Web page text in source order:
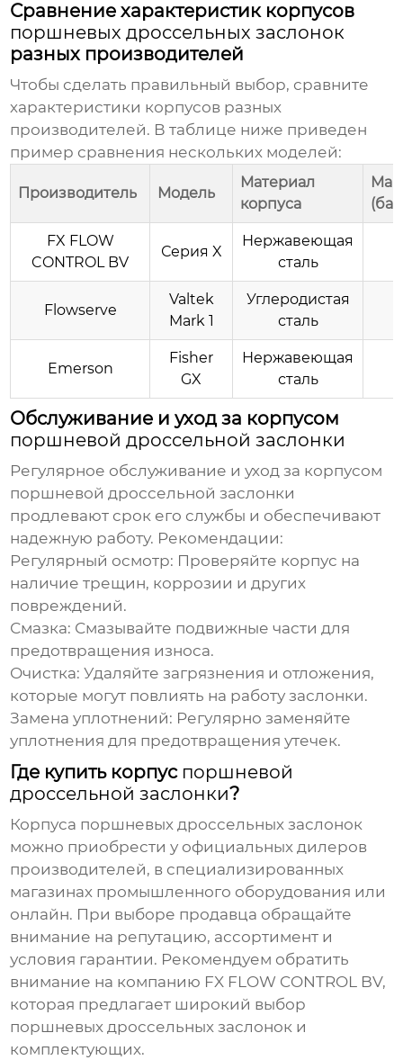
Сравнение характеристик корпусов
поршневых дроссельных заслонок
разных производителей
Чтобы сделать правильный выбор, сравните
характеристики корпусов разных
производителей. В таблице ниже приведен
пример сравнения нескольких моделей:
Производитель Модель
Материал
корпуса
FX FLOW
CONTROL BV
Серия X
Нержавеющая
сталь
Flowserve
Valtek
Mark 1
Углеродистая
сталь
Emerson
Fisher
GX
Нержавеющая
сталь
Обслуживание и уход за корпусом
поршневой дроссельной заслонки
Регулярное обслуживание и уход за корпусом
поршневой дроссельной заслонки
продлевают срок его службы и обеспечивают
надежную работу. Рекомендации:
Регулярный осмотр: Проверяйте корпус на
наличие трещин, коррозии и других
повреждений.
Смазка: Смазывайте подвижные части для
предотвращения износа.
Очистка: Удаляйте загрязнения и отложения,
которые могут повлиять на работу заслонки.
Замена уплотнений: Регулярно заменяйте
уплотнения для предотвращения утечек.
Где купить корпус поршневой
дроссельной заслонки?
Корпуса поршневых дроссельных заслонок
можно приобрести у официальных дилеров
производителей, в специализированных
магазинах промышленного оборудования или
онлайн. При выборе продавца обращайте
внимание на репутацию, ассортимент и
условия гарантии. Рекомендуем обратить
внимание на компанию FX FLOW CONTROL BV,
которая предлагает широкий выбор
поршневых дроссельных заслонок и
комплектующих.